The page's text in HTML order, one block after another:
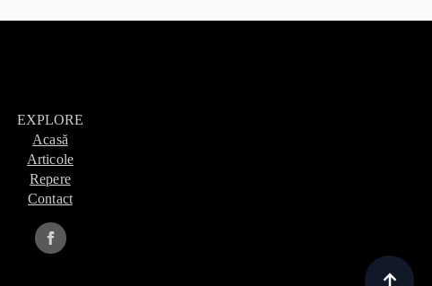
EXPLORE
Acasă
Articole
Repere
Contact